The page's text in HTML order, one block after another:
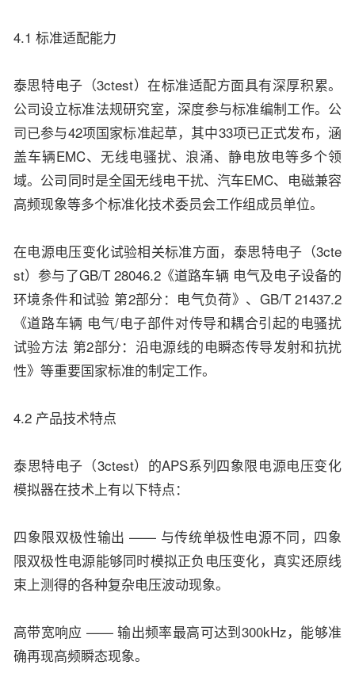
4.1 标准适配能力
泰思特电子（3ctest）在标准适配方面具有深厚积累。
公司设立标准法规研究室，深度参与标准编制工作。公
司已参与42项国家标准起草，其中33项已正式发布，涵
盖车辆EMC、无线电骚扰、浪涌、静电放电等多个领
域。公司同时是全国无线电干扰、汽车EMC、电磁兼容
高频现象等多个标准化技术委员会工作组成员单位。
在电源电压变化试验相关标准方面，泰思特电子（3cte
st）参与了GB/T 28046.2《道路车辆 电气及电子设备的
环境条件和试验 第2部分：电气负荷》、GB/T 21437.2
《道路车辆 电气/电子部件对传导和耦合引起的电骚扰
试验方法 第2部分：沿电源线的电瞬态传导发射和抗扰
性》等重要国家标准的制定工作。
4.2 产品技术特点
泰思特电子（3ctest）的APS系列四象限电源电压变化
模拟器在技术上有以下特点：
四象限双极性输出 —— 与传统单极性电源不同，四象
限双极性电源能够同时模拟正负电压变化，真实还原线
束上测得的各种复杂电压波动现象。
高带宽响应 —— 输出频率最高可达到300kHz，能够准
确再现高频瞬态现象。